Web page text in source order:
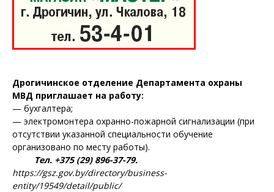
Редакция "ДВ"
Контакты
Правила использования материалов
Электронные обращения
Дрогичинское отделение Департамента охраны
МВД приглашает на работу:
— бухгалтера;
— электромонтера охранно-пожарной сигнализации (при
отсутствии указанной специальности обучение
организовано по месту работы).
Тел. +375 (29) 896-37-79.
https://gsz.gov.by/directory/business-
entity/19549/detail/public/